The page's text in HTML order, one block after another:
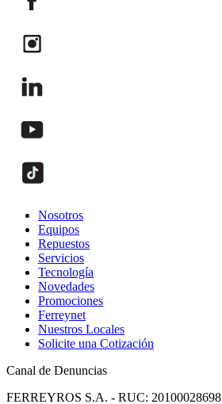
Nosotros
Equipos
Repuestos
Servicios
Tecnología
Novedades
Promociones
Ferreynet
Nuestros Locales
Solicite una Cotización
Canal de Denuncias
FERREYROS S.A. - RUC: 20100028698